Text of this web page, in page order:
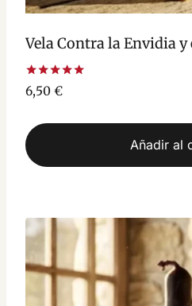
Vela Contra la Envidia y
Valorado
con
de 5
6,50 €
Añadir al